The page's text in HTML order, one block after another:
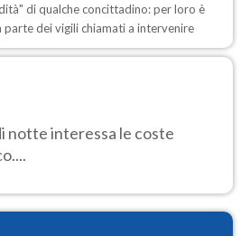
di qualche concittadino: per loro è
dei vigili chiamati a intervenire
notte interessa le coste